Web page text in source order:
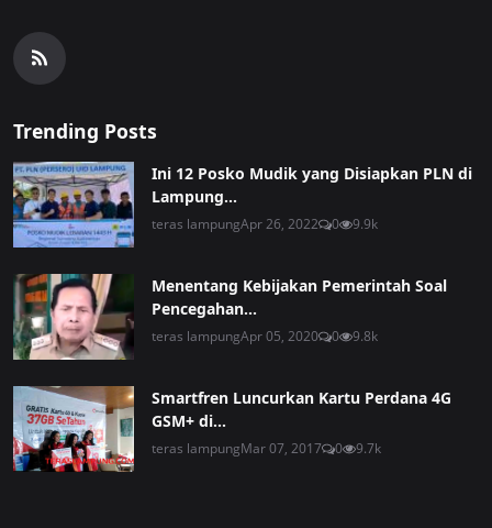
Trending Posts
Ini 12 Posko Mudik yang Disiapkan PLN di
Lampung...
teras lampungApr 26, 2022 0 9.9k
Menentang Kebijakan Pemerintah Soal
Pencegahan...
teras lampungApr 05, 2020 0 9.8k
Smartfren Luncurkan Kartu Perdana 4G
GSM+ di...
teras lampungMar 07, 2017 0 9.7k